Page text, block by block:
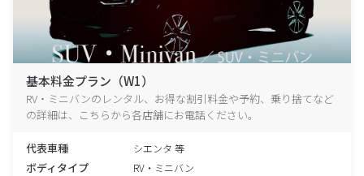
基本料金プラン（W1）
RV・ミニバンのレンタル、お得な割引料金や予約、乗り捨てなど
の詳細は、こちらから各店舗にお電話ください。
代表車種 シエンタ 等
ボディタイプ RV・ミニバン